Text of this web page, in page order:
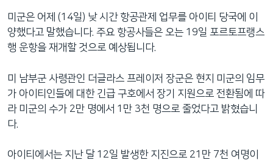
츠
로
이
메
인
네
비
이
언어 선택
미군은 어제 (14일) 낮 시간 항공관제 업무를 아이티 당국에 이
양했다고 말했습니다. 주요 항공사들은 오는 19일 포르토프랭스
행 운항을 재개할 것으로 예상됩니다.
미 남부군 사령관인 더글라스 프레이저 장군은 현지 미군의 임무
가 아이티인들에 대한 긴급 구호에서 장기 지원으로 전환됨에 따
라 미군의 수가 2만 명에서 1만 3천 명으로 줄었다고 밝혔습니
다.
아이티에서는 지난 달 12일 발생한 지진으로 21만 7천 여명이